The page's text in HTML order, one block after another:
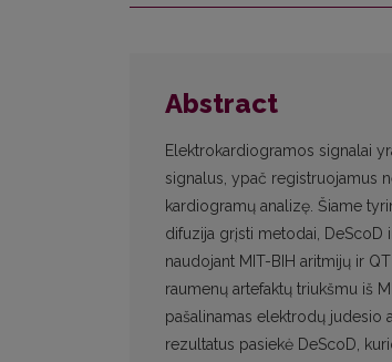
Abstract
Elektrokardiogramos signalai
signalus, ypač registruojamus
kardiogramų analizę. Šiame
difuzija grįsti metodai, DeScoD
naudojant MIT-BIH aritmijų ir
raumenų artefaktų triukšmu iš
pašalinamas elektrodų judesio
rezultatus pasiekė DeScoD,